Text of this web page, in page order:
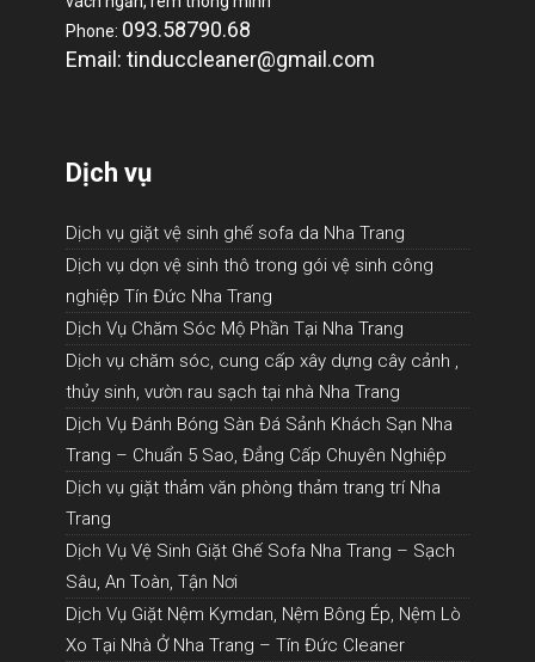
Phone: 093.58790.68
Email: tinduccleaner@gmail.com
Dịch vụ
Dịch vụ giặt vệ sinh ghế sofa da Nha Trang
Dịch vụ dọn vệ sinh thô trong gói vệ sinh công
nghiệp Tín Đức Nha Trang
Dịch Vụ Chăm Sóc Mộ Phần Tại Nha Trang
Dịch vụ chăm sóc, cung cấp xây dựng cây cảnh ,
thủy sinh, vườn rau sạch tại nhà Nha Trang
Dịch Vụ Đánh Bóng Sàn Đá Sảnh Khách Sạn Nha
Trang – Chuẩn 5 Sao, Đẳng Cấp Chuyên Nghiệp
Dịch vụ giặt thảm văn phòng thảm trang trí Nha
Trang
Dịch Vụ Vệ Sinh Giặt Ghế Sofa Nha Trang – Sạch
Sâu, An Toàn, Tận Nơi
Dịch Vụ Giặt Nệm Kymdan, Nệm Bông Ép, Nệm Lò
Xo Tại Nhà Ở Nha Trang – Tín Đức Cleaner